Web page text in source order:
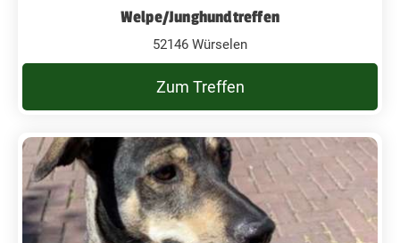
Welpe/Junghundtreffen
52146 Würselen
Zum Treffen